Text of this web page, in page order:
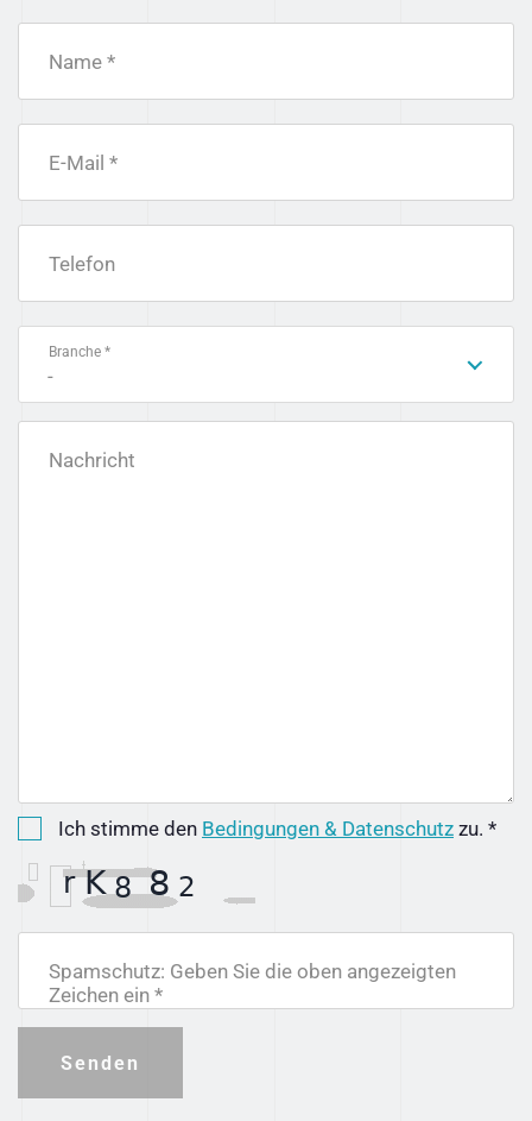
Name *
E-Mail *
Telefon
Branche *
-
Nachricht
Ich stimme den Bedingungen & Datenschutz zu. *
Spamschutz: Geben Sie die oben angezeigten
Zeichen ein *
Senden